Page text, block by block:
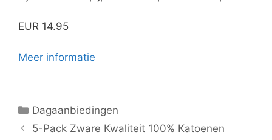
EUR 14.95
Meer informatie
Categorieën
Dagaanbiedingen
5-Pack Zware Kwaliteit 100% Katoenen